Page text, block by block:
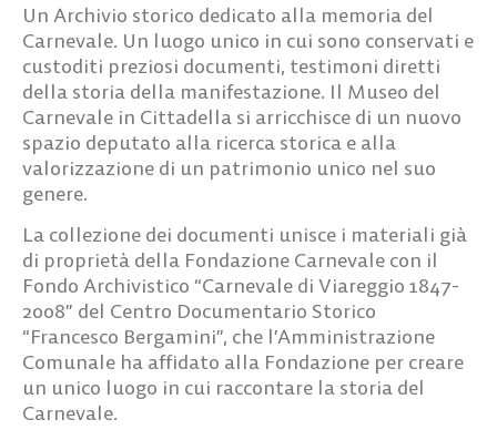
Un Archivio storico dedicato alla memoria del
Carnevale. Un luogo unico in cui sono conservati e
custoditi preziosi documenti, testimoni diretti
della storia della manifestazione. Il Museo del
Carnevale in Cittadella si arricchisce di un nuovo
spazio deputato alla ricerca storica e alla
valorizzazione di un patrimonio unico nel suo
genere.
La collezione dei documenti unisce i materiali già
di proprietà della Fondazione Carnevale con il
Fondo Archivistico “Carnevale di Viareggio 1847-
2008” del Centro Documentario Storico
“Francesco Bergamini”, che l’Amministrazione
Comunale ha affidato alla Fondazione per creare
un unico luogo in cui raccontare la storia del
Carnevale.